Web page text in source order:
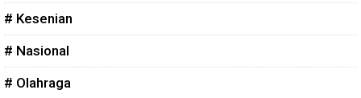
# Kesenian
# Nasional
# Olahraga